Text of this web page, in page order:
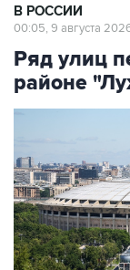
Ряд улиц
районе